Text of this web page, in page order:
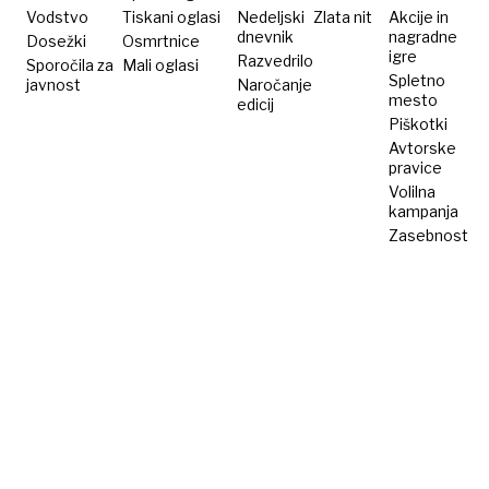
Vodstvo
Dosežki
Sporočila za
javnost
Tiskani oglasi
Osmrtnice
Mali oglasi
Nedeljski
dnevnik
Razvedrilo
Naročanje
edicij
Zlata nit
Akcije in
nagradne
igre
Spletno
mesto
Piškotki
Avtorske
pravice
Volilna
kampanja
Zasebnost